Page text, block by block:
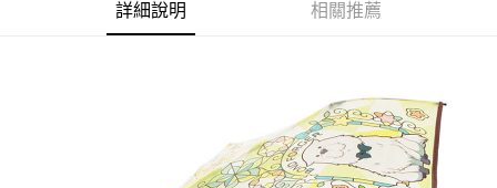
每筆NT$65，滿NT$1,300(含以上)免運費
詳細說明 相關推薦